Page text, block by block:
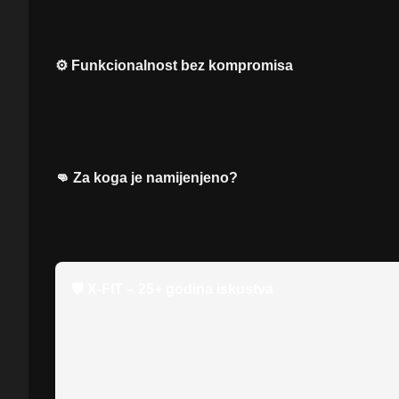
⚙️ Funkcionalnost bez kompromisa
👊 Za koga je namijenjeno?